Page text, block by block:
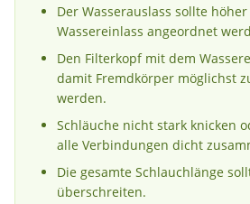
Der Wasserauslass sollte
Wassereinlass angeordnet
Den Filterkopf mit dem
damit Fremdkörper möglichst
werden.
Schläuche nicht stark knicken
alle Verbindungen dicht
Die gesamte Schlauchlänge
überschreiten.